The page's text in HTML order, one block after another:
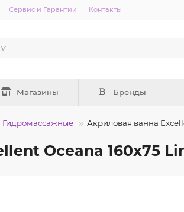
Сервис и Гарантии Контакты
Магазины Бренды
Гидромассажные Акриловая ванна
Oceana 160x75